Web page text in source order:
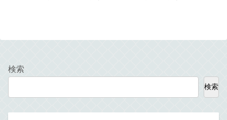
検索
検索